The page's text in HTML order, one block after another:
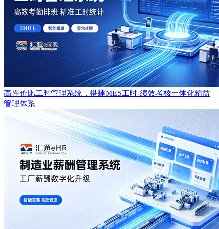
高性价比工时管理系统，搭建MES工时-绩效考核一体化精益
管理体系